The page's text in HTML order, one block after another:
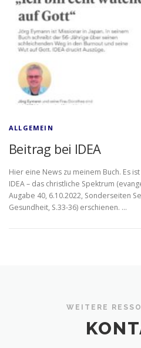
ALLGEMEIN
Beitrag bei IDEA
Hier eine News zu meinem Buch. Es
IDEA – das christliche Spektrum
Augabe 40, 6.10.2022, Sonderseiten
Gesundheit, S.33-36) erschienen. …
WEITERE